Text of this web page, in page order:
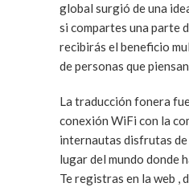
global surgió de una
si compartes una parte
recibirás el beneficio
de personas que
La traducción fonera
conexión WiFi con la
internautas disfrutas
lugar del mundo donde
Te registras en la web ,